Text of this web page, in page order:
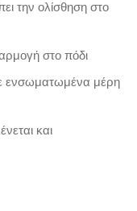
την ολίσθηση στο
στο πόδι
ενσωματωμένα μέρη
και